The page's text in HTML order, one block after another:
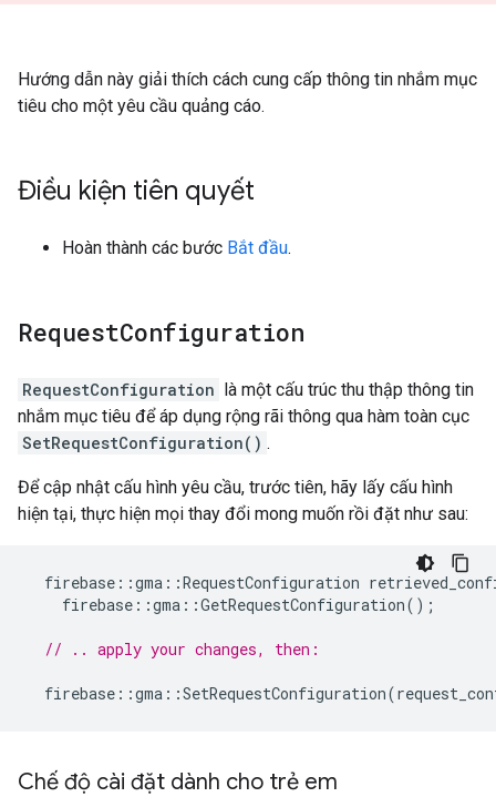
Hướng dẫn này giải thích cách cung cấp thông tin nhắm mục
tiêu cho một yêu cầu quảng cáo.
Điều kiện tiên quyết
Hoàn thành các bước Bắt đầu.
RequestConfiguration
RequestConfiguration là một cấu trúc thu thập thông tin
nhắm mục tiêu để áp dụng rộng rãi thông qua hàm toàn cục
SetRequestConfiguration() .
Để cập nhật cấu hình yêu cầu, trước tiên, hãy lấy cấu hình
hiện tại, thực hiện mọi thay đổi mong muốn rồi đặt như sau:
firebase ::gma ::RequestConfiguration
firebase ::gma ::GetRequestConfiguration();
// .. apply your changes, then:
firebase ::gma ::SetRequestConfiguration(
Chế độ cài đặt dành cho trẻ em